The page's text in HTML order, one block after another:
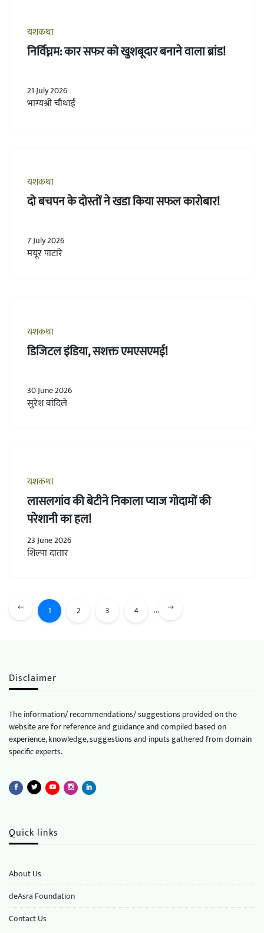
यशकथा
निर्विघ्नम: कार सफर को खुशबूदार बनाने वाला ब्रांड!
21 July 2026
भाग्यश्री चौथाई
यशकथा
दो बचपन के दोस्तों ने खडा किया सफल कारोबार!
7 July 2026
मयूर पाटारे
यशकथा
डिजिटल इंडिया, सशक्त एमएसएमई!
30 June 2026
सुरेश वांदिले
यशकथा
लासलगांव की बेटीने निकाला प्याज गोदामों की
परेशानी का हल!
23 June 2026
शिल्पा दातार
1 2 3 4 ...
Disclaimer
The information/ recommendations/ suggestions provided on the
website are for reference and guidance and compiled based on
experience, knowledge, suggestions and inputs gathered from domain
specific experts.
Quick links
About Us
deAsra Foundation
​​Contact Us